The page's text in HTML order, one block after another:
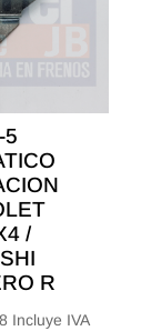
5
/
R
Rango
Incluye IVA